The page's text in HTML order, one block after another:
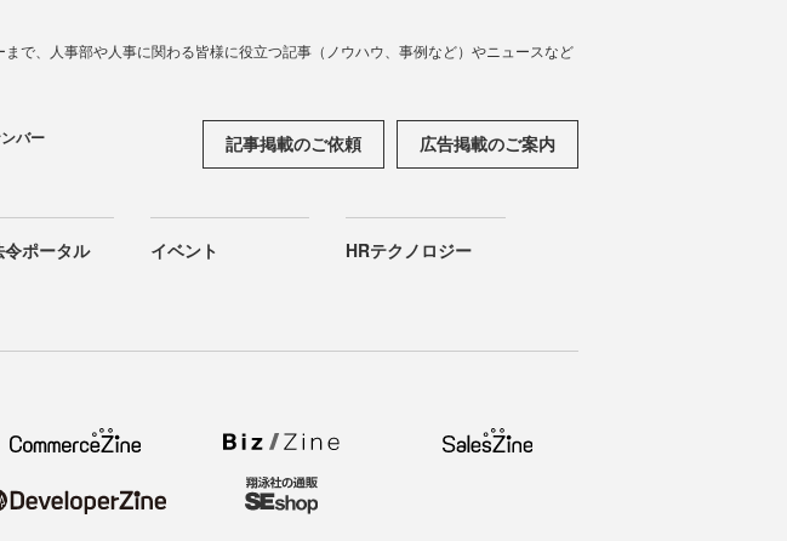
で、人事部や人事に関わる皆様に役立つ記事（ノウハウ、事例など）やニュースなど
バー 記事掲載のご依頼 広告掲載のご案内
令ポータル イベント HRテクノロジー